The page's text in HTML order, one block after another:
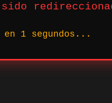
en 1 segundos...